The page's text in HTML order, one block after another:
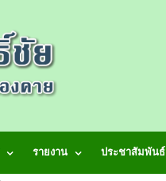
รายงาน ประชาสัมพันธ์